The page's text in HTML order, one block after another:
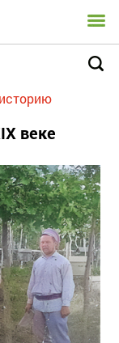
веке